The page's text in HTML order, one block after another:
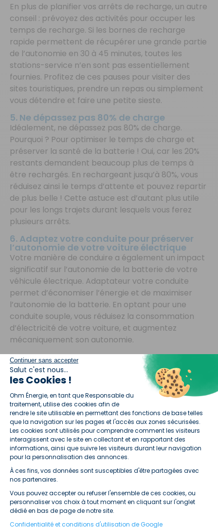
En plus de planifier vos arrêts de recharge, un autre
conseil : prévoyez des activités pour occuper les
temps de recharge. Si les bornes de recharge
rapide permettent de récupérer une grande partie
de l’autonomie en 30 à 45 minutes, toutes les
stations-service n’en sont pas essentiellement
fournies. Profitez de ces pauses pour visiter des
sites touristiques, prendre un repas ou simplement
vous détendre et faire une petite sieste.
5. Ne dépassez pas 80% de charge
Idéalement, ne dépassez pas 80% de charge.
Pourquoi ? Pour optimiser le temps de charge et
préserver la santé de la batterie ! Oui, car les 20%
restants demandent beaucoup plus de temps à
être rechargés. En rechargeant jusqu’à 80%, vous
réduisez ainsi le temps d’attente et pouvez repartir
de plus belle ! Cette astuce est d’autant plus utile
pour les longs trajets durant lesquels vous ferez
plusieurs arrêts.
6. Adaptez votre conduite pour préserver
l’autonomie de votre voiture électrique
Votre manière de conduire a également un impact
significatif sur l’autonomie de la batterie de votre
véhicule électrique. Adaptateur votre conduite
permet d’économiser l’énergie et de maximiser
l’autonomie de la batterie. En optant pour une
conduite souple, vous réduisez la consommation
d’électricité de votre voiture, et augmentez
mécaniquement son autonomie.
Comment faire ? Allez, c’est cadeau, voici quelques
conseils :
Conduisez à une vitesse modérée et stable ;
Évitez les accélérations et les freinages
brusques ;
Utilisez le mode éco.
7. Surveillez la météo sur votre trajet
Une météo capricieuse peut influencer la
consommation d’énergie de votre voiture . Les
températures élevées peuvent en effet réduire
l’autonomie de la batterie. Alors, avant de partir,
consultez les prévisions météorologiques et soyez
prêt à changer de plan ! Partir plus tôt le matin par
exemple ou un jour avant, voire après, peut s’avérer
Continuer sans accepter
Salut c'est nous...
les Cookies !
Plateforme de Gestion du Consentement
Ohm Énergie, en tant que Responsable du
traitement, utilise des cookies afin de
rendre le site utilisable en permettant des fonctions de base telles
que la navigation sur les pages et l'accès aux zones sécurisées.
Les cookies sont utilisés pour comprendre comment les visiteurs
interagissent avec le site en collectant et en rapportant des
informations, ainsi que suivre les visiteurs durant leur navigation
pour la personnalisation des annonces.
À ces fins, vos données sont susceptibles d'être partagées avec
nos partenaires.
Vous pouvez accepter ou refuser l'ensemble de ces cookies, ou
personnaliser vos choix à tout moment en cliquant sur l'onglet
dédié en bas de page de notre site.
Confidentialité et conditions d'utilisation de Google